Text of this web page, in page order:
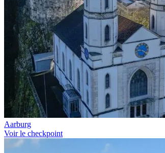
Aarburg
Voir le checkpoint